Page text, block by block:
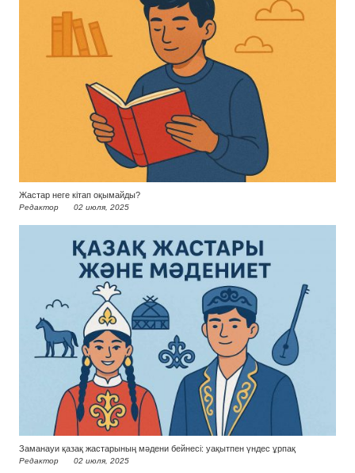
Жастар неге кітап оқымайды?
Редактор 02 июля, 2025
Заманауи қазақ жастарының мәдени бейнесі: уақытпен үндес ұрпақ
Редактор 02 июля, 2025